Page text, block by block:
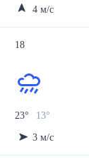
4 м/с
18
23° 13°
3 м/с